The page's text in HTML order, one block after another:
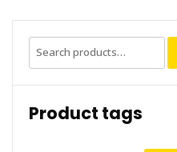
Search
for:
Product tags